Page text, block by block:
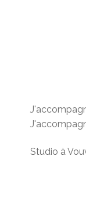
Studio à